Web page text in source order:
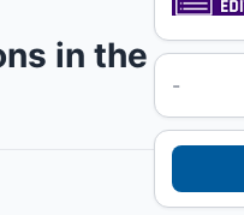
in the
-